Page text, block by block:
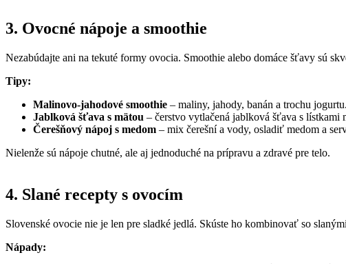
3. Ovocné nápoje a smoothie
Nezabúdajte ani na tekuté formy ovocia. Smoothie alebo domáce šťavy sú
Tipy:
Malinovo-jahodové smoothie – maliny, jahody, banán a trochu
Jablková šťava s mätou – čerstvo vytlačená jablková šťava s lístkami
Čerešňový nápoj s medom – mix čerešní a vody, osladiť medom a
Nielenže sú nápoje chutné, ale aj jednoduché na prípravu a zdravé pre telo.
4. Slané recepty s ovocím
Slovenské ovocie nie je len pre sladké jedlá. Skúste ho kombinovať so
Nápady: